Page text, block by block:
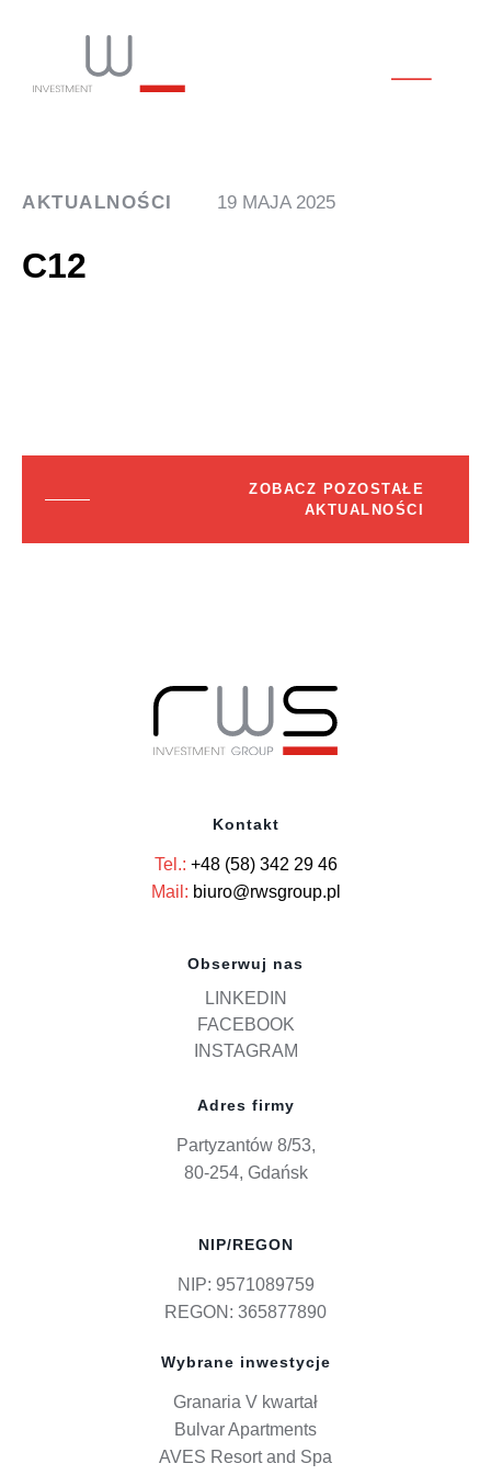
AKTUALNOŚCI 19 MAJA 2025
C12
ZOBACZ POZOSTAŁE
AKTUALNOŚCI
Kontakt
Tel.: +48 (58) 342 29 46
Mail: biuro@rwsgroup.pl
Obserwuj nas
LINKEDIN
FACEBOOK
INSTAGRAM
Adres firmy
Partyzantów 8/53,
80-254, Gdańsk
NIP/REGON
NIP: 9571089759
REGON: 365877890
Wybrane inwestycje
Granaria V kwartał
Bulvar Apartments
AVES Resort and Spa